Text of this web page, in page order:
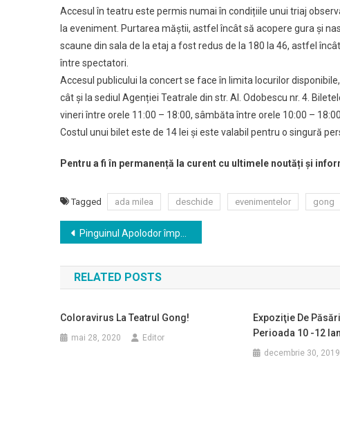
Accesul în teatru este permis numai în condițiile unui triaj
la eveniment. Purtarea măștii, astfel încât să acopere gura și
scaune din sala de la etaj a fost redus de la 180 la 46, astfel
între spectatori.
Accesul publicului la concert se face în limita locurilor
cât și la sediul Agenției Teatrale din str. Al. Odobescu nr. 4.
vineri între orele 11:00 – 18:00, sâmbăta între orele 10:00 –
Costul unui bilet este de 14 lei și este valabil pentru o singură
Pentru a fi în permanență la curent cu ultimele noutăți și
Tagged ada milea deschide evenimentelor gong
Navigare
în
articole
Pinguinul Apolodor împarte măști tratate antiviral, la Teatrul Gong!
RELATED POSTS
Coloravirus La Teatrul Gong!
mai 28, 2020 Editor
Expoziţie De
Perioada 10 -12
decembrie 30, 2019